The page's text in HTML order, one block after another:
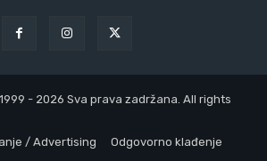
- 2026 Sva prava zadržana. All rights
/ Advertising
Odgovorno klađenje